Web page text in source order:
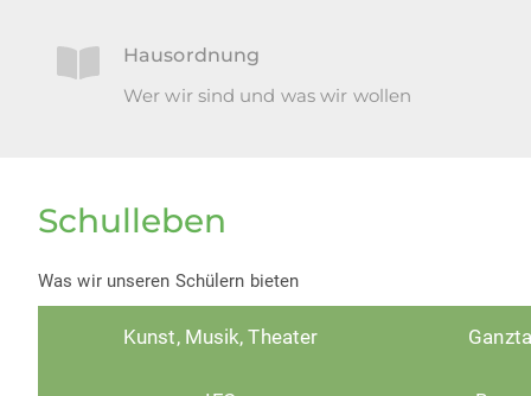
Hausordnung
Wer wir sind und was wir wollen
Schulleben
Was wir unseren Schülern bieten
Kunst, Musik, Theater